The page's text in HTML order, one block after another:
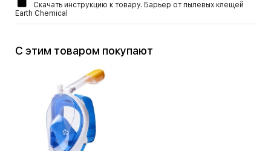
Скачать инструкцию к товару. Барьер от пылевых клещей
Earth Chemical
С этим товаром покупают